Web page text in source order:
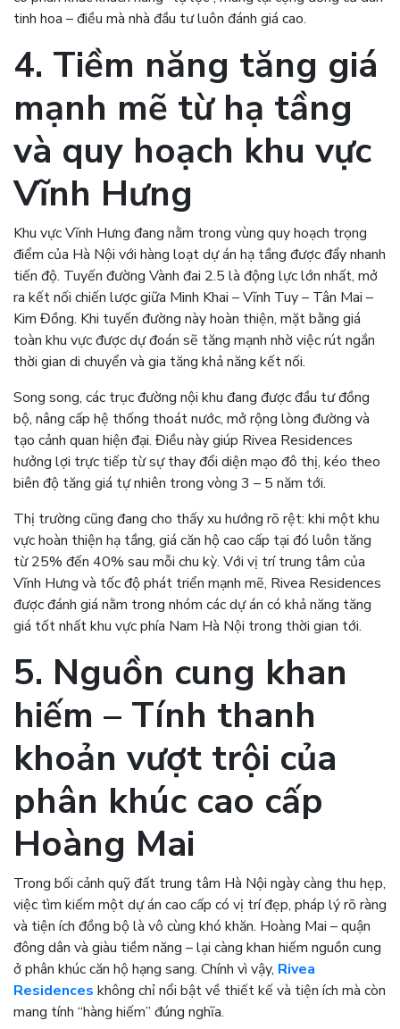
tinh hoa – điều mà nhà đầu tư luôn đánh giá cao.
4. Tiềm năng tăng giá
mạnh mẽ từ hạ tầng
và quy hoạch khu vực
Vĩnh Hưng
Khu vực Vĩnh Hưng đang nằm trong vùng quy hoạch trọng
điểm của Hà Nội với hàng loạt dự án hạ tầng được đẩy nhanh
tiến độ. Tuyến đường Vành đai 2.5 là động lực lớn nhất, mở
ra kết nối chiến lược giữa Minh Khai – Vĩnh Tuy – Tân Mai –
Kim Đồng. Khi tuyến đường này hoàn thiện, mặt bằng giá
toàn khu vực được dự đoán sẽ tăng mạnh nhờ việc rút ngắn
thời gian di chuyển và gia tăng khả năng kết nối.
Song song, các trục đường nội khu đang được đầu tư đồng
bộ, nâng cấp hệ thống thoát nước, mở rộng lòng đường và
tạo cảnh quan hiện đại. Điều này giúp Rivea Residences
hưởng lợi trực tiếp từ sự thay đổi diện mạo đô thị, kéo theo
biên độ tăng giá tự nhiên trong vòng 3 – 5 năm tới.
Thị trường cũng đang cho thấy xu hướng rõ rệt: khi một khu
vực hoàn thiện hạ tầng, giá căn hộ cao cấp tại đó luôn tăng
từ 25% đến 40% sau mỗi chu kỳ. Với vị trí trung tâm của
Vĩnh Hưng và tốc độ phát triển mạnh mẽ, Rivea Residences
được đánh giá nằm trong nhóm các dự án có khả năng tăng
giá tốt nhất khu vực phía Nam Hà Nội trong thời gian tới.
5. Nguồn cung khan
hiếm – Tính thanh
khoản vượt trội của
phân khúc cao cấp
Hoàng Mai
Trong bối cảnh quỹ đất trung tâm Hà Nội ngày càng thu hẹp,
việc tìm kiếm một dự án cao cấp có vị trí đẹp, pháp lý rõ ràng
và tiện ích đồng bộ là vô cùng khó khăn. Hoàng Mai – quận
đông dân và giàu tiềm năng – lại càng khan hiếm nguồn cung
ở phân khúc căn hộ hạng sang. Chính vì vậy, Rivea
Residences không chỉ nổi bật về thiết kế và tiện ích mà còn
mang tính “hàng hiếm” đúng nghĩa.